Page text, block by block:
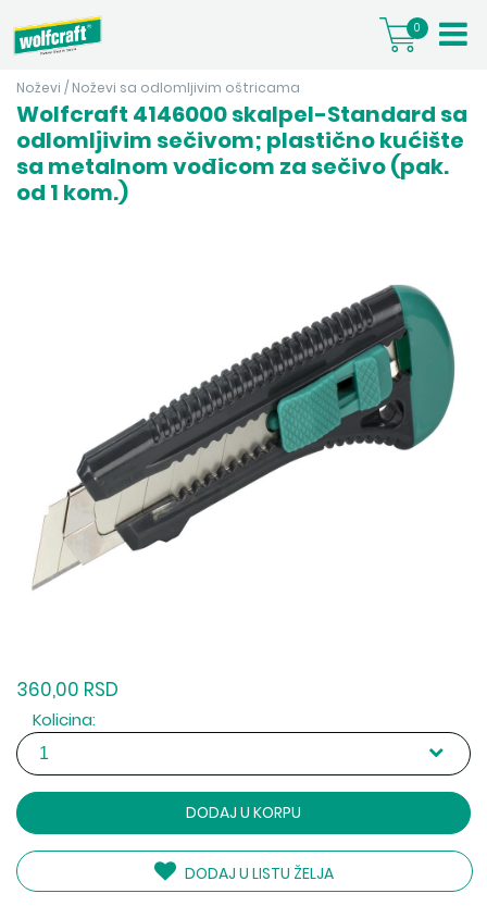
0
Noževi / Noževi sa odlomljivim oštricama
Wolfcraft 4146000 skalpel-Standard sa
odlomljivim sečivom; plastično kućište
sa metalnom vođicom za sečivo (pak.
od 1 kom.)
360,00 RSD
Kolicina:
DODAJ U KORPU
DODAJ U LISTU ŽELJA